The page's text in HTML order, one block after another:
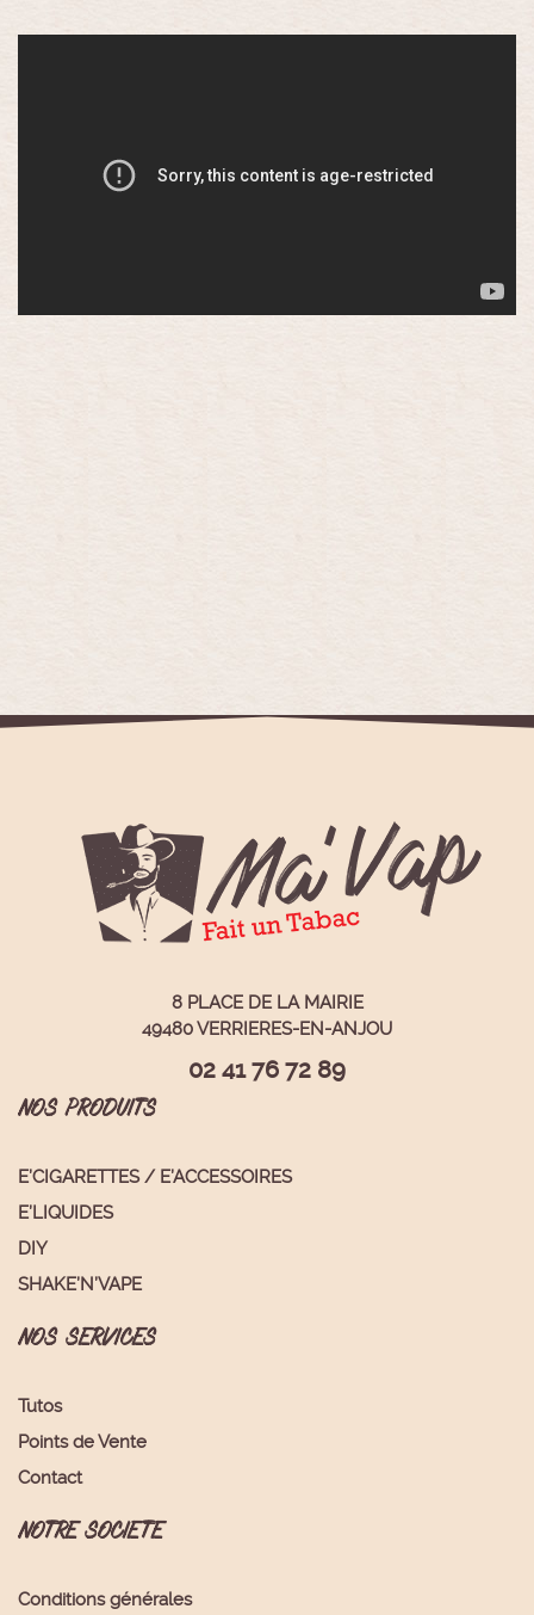
8 PLACE DE LA MAIRIE
49480 VERRIERES-EN-ANJOU
02 41 76 72 89
NOS PRODUITS
E’CIGARETTES / E’ACCESSOIRES
E’LIQUIDES
DIY
SHAKE’N’VAPE
NOS SERVICES
Tutos
Points de Vente
Contact
NOTRE SOCIETE
Conditions générales